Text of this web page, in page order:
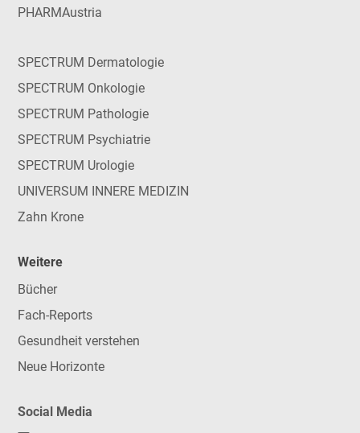
PHARMAustria
SPECTRUM Dermatologie
SPECTRUM Onkologie
SPECTRUM Pathologie
SPECTRUM Psychiatrie
SPECTRUM Urologie
UNIVERSUM INNERE MEDIZIN
Zahn Krone
Weitere
Bücher
Fach-Reports
Gesundheit verstehen
Neue Horizonte
Social Media